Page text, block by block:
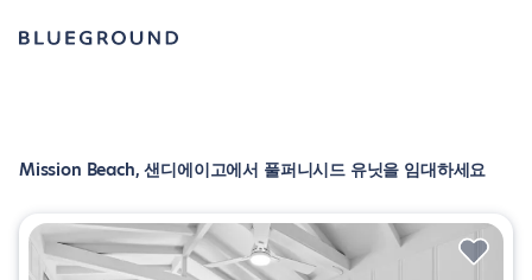
Mission Beach, 샌디에이고에서 풀퍼니시드 유닛을 임대하세요